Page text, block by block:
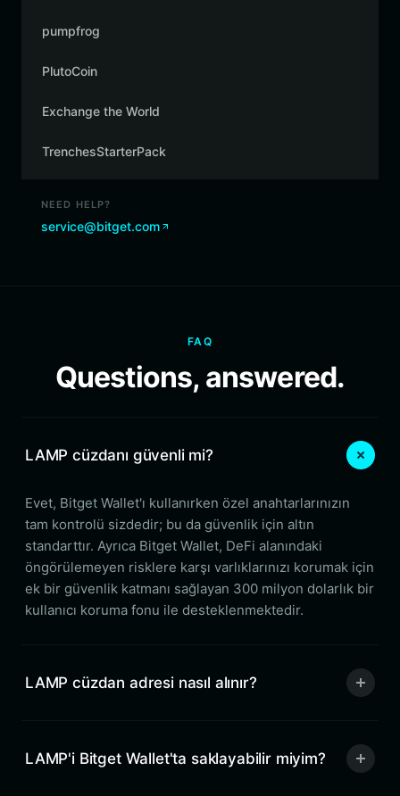
pumpfrog
PlutoCoin
Exchange the World
TrenchesStarterPack
NEED HELP?
service@bitget.com
FAQ
Questions, answered.
LAMP cüzdanı güvenli mi?
Evet, Bitget Wallet'ı kullanırken özel anahtarlarınızın
tam kontrolü sizdedir; bu da güvenlik için altın
standarttır. Ayrıca Bitget Wallet, DeFi alanındaki
öngörülemeyen risklere karşı varlıklarınızı korumak için
ek bir güvenlik katmanı sağlayan 300 milyon dolarlık bir
kullanıcı koruma fonu ile desteklenmektedir.
LAMP cüzdan adresi nasıl alınır?
LAMP'i Bitget Wallet'ta saklayabilir miyim?